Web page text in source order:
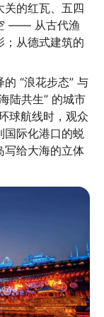
关的红瓦、五四
—— 从古代渔
；从德式建筑的
“浪花步态” 与
陆共生” 的城市
球航线时，观众
国际化港口的蜕
写给大海的立体